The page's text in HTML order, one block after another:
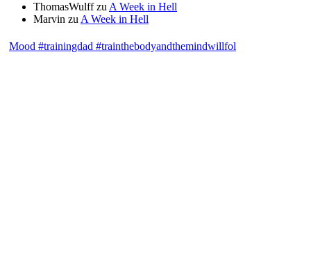
ThomasWulffzu A Week in Hell
Marvin zu A Week in Hell
Mood #trainingdad #trainthebodyandthemindwillfol